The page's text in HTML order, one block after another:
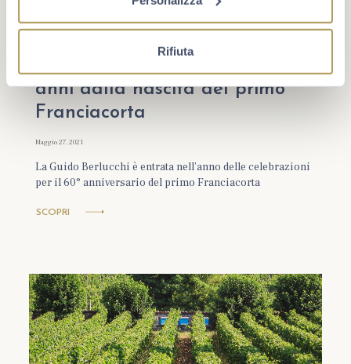
Rifiuta
anni dalla nascita del primo
Franciacorta
Maggio 27, 2021
La Guido Berlucchi è entrata nell’anno delle celebrazioni
per il 60° anniversario del primo Franciacorta
SCOPRI